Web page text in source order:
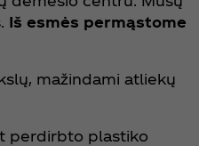
Iš esmės permąstome
mažindami atliekų
perdirbto plastiko